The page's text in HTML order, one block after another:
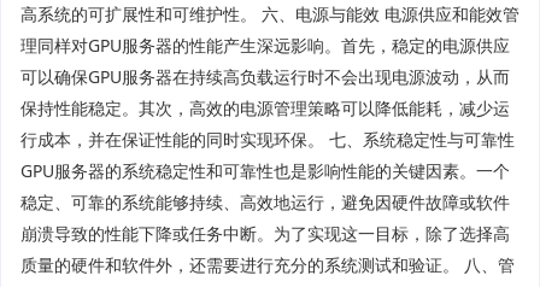
高系统的可扩展性和可维护性。 六、电源与能效 电源供应和能效管
理同样对GPU服务器的性能产生深远影响。首先，稳定的电源供应
可以确保GPU服务器在持续高负载运行时不会出现电源波动，从而
保持性能稳定。其次，高效的电源管理策略可以降低能耗，减少运
行成本，并在保证性能的同时实现环保。 七、系统稳定性与可靠性
GPU服务器的系统稳定性和可靠性也是影响性能的关键因素。一个
稳定、可靠的系统能够持续、高效地运行，避免因硬件故障或软件
崩溃导致的性能下降或任务中断。为了实现这一目标，除了选择高
质量的硬件和软件外，还需要进行充分的系统测试和验证。 八、管